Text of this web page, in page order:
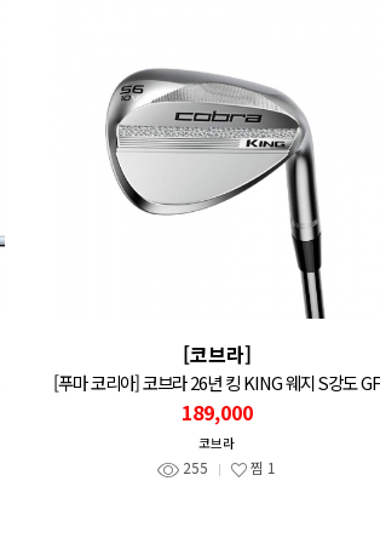
[코브라]
[푸마 코리아] 코브라 26년 킹 KING 웨지 S강도 GF
189,000
코브라
255 찜 1